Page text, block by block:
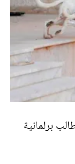
برلمانية